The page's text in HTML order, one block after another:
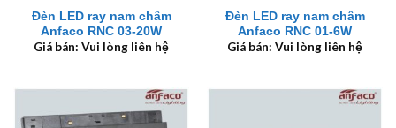
Đèn LED ray nam châm
Anfaco RNC 03-20W
Giá bán: Vui lòng liên hệ
Đèn LED ray nam châm
Anfaco RNC 01-6W
Giá bán: Vui lòng liên hệ